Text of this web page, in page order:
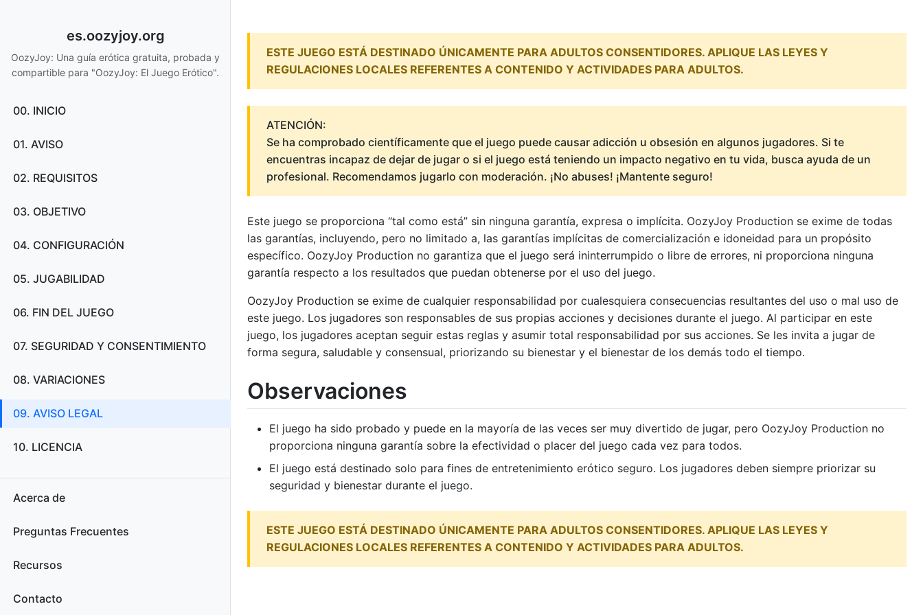
es.oozyjoy.org
OozyJoy: Una guía erótica gratuita, probada y
compartible para "OozyJoy: El Juego Erótico".
00. INICIO
01. AVISO
02. REQUISITOS
03. OBJETIVO
04. CONFIGURACIÓN
05. JUGABILIDAD
06. FIN DEL JUEGO
07. SEGURIDAD Y CONSENTIMIENTO
08. VARIACIONES
09. AVISO LEGAL
10. LICENCIA
Acerca de
Preguntas Frecuentes
Recursos
Contacto
ESTE JUEGO ESTÁ DESTINADO ÚNICAMENTE PARA ADULTOS CONSENTIDORES. APLIQUE LAS LEYES Y
REGULACIONES LOCALES REFERENTES A CONTENIDO Y ACTIVIDADES PARA ADULTOS.
ATENCIÓN:
Se ha comprobado científicamente que el juego puede causar adicción u obsesión en algunos jugadores. Si te
encuentras incapaz de dejar de jugar o si el juego está teniendo un impacto negativo en tu vida, busca ayuda de un
profesional. Recomendamos jugarlo con moderación. ¡No abuses! ¡Mantente seguro!
Este juego se proporciona “tal como está” sin ninguna garantía, expresa o implícita. OozyJoy Production se exime de todas
las garantías, incluyendo, pero no limitado a, las garantías implícitas de comercialización e idoneidad para un propósito
específico. OozyJoy Production no garantiza que el juego será ininterrumpido o libre de errores, ni proporciona ninguna
garantía respecto a los resultados que puedan obtenerse por el uso del juego.
OozyJoy Production se exime de cualquier responsabilidad por cualesquiera consecuencias resultantes del uso o mal uso de
este juego. Los jugadores son responsables de sus propias acciones y decisiones durante el juego. Al participar en este
juego, los jugadores aceptan seguir estas reglas y asumir total responsabilidad por sus acciones. Se les invita a jugar de
forma segura, saludable y consensual, priorizando su bienestar y el bienestar de los demás todo el tiempo.
Observaciones
El juego ha sido probado y puede en la mayoría de las veces ser muy divertido de jugar, pero OozyJoy Production no
proporciona ninguna garantía sobre la efectividad o placer del juego cada vez para todos.
El juego está destinado solo para fines de entretenimiento erótico seguro. Los jugadores deben siempre priorizar su
seguridad y bienestar durante el juego.
ESTE JUEGO ESTÁ DESTINADO ÚNICAMENTE PARA ADULTOS CONSENTIDORES. APLIQUE LAS LEYES Y
REGULACIONES LOCALES REFERENTES A CONTENIDO Y ACTIVIDADES PARA ADULTOS.